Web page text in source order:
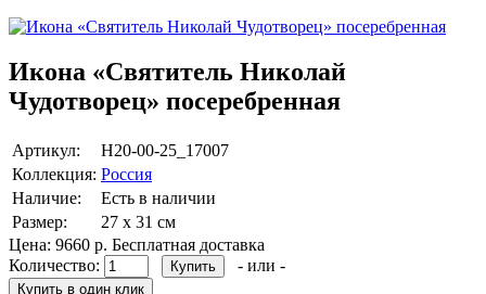
Икона «Святитель Николай
Чудотворец» посеребренная
Артикул:
Н20-00-25_17007
Коллекция: Россия
Наличие:
Есть в наличии
Размер:
27 х 31 см
Цена: 9660 р. Бесплатная доставка
Количество:
- или -